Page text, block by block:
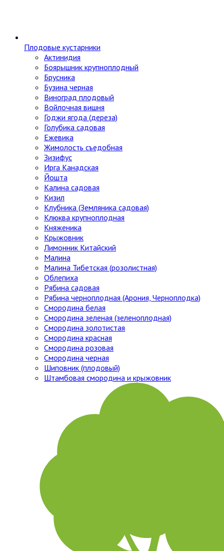
Плодовые кустарники
Актинидия
Боярышник крупноплодный
Брусника
Бузина черная
Виноград плодовый
Войлочная вишня
Годжи ягода (дереза)
Голубика садовая
Ежевика
Жимолость съедобная
Зизифус
Ирга Канадская
Йошта
Калина садовая
Кизил
Клубника (Земляника садовая)
Клюква крупноплодная
Княженика
Крыжовник
Лимонник Китайский
Малина
Малина Тибетская (розолистная)
Облепиха
Рябина садовая
Рябина черноплодная (Арония, Черноплодка)
Смородина белая
Смородина зеленая (зеленоплодная)
Смородина золотистая
Смородина красная
Смородина розовая
Смородина черная
Шиповник (плодовый)
Штамбовая смородина и крыжовник